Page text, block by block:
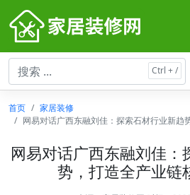
首页
家居装修
网易对话广西东融刘佳：探索石材行业新趋
网易对话广西东融刘佳：
势，打造全产业链